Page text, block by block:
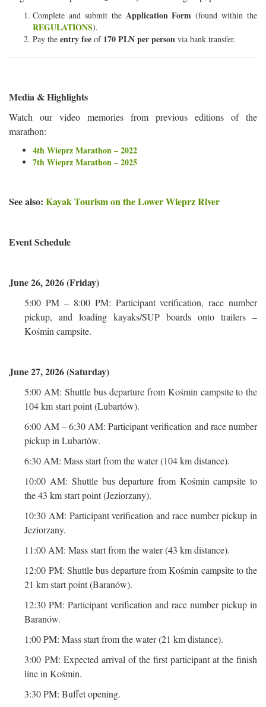
Complete and submit the Application Form (found within the
REGULATIONS).
Pay the entry fee of 170 PLN per person via bank transfer.
Media & Highlights
Watch our video memories from previous editions of the
marathon:
4th Wieprz Marathon – 2022
7th Wieprz Marathon – 2025
See also: Kayak Tourism on the Lower Wieprz River
Event Schedule
June 26, 2026 (Friday)
5:00 PM – 8:00 PM: Participant verification, race number
pickup, and loading kayaks/SUP boards onto trailers –
Kośmin campsite.
June 27, 2026 (Saturday)
5:00 AM: Shuttle bus departure from Kośmin campsite to the
104 km start point (Lubartów).
6:00 AM – 6:30 AM: Participant verification and race number
pickup in Lubartów.
6:30 AM: Mass start from the water (104 km distance).
10:00 AM: Shuttle bus departure from Kośmin campsite to
the 43 km start point (Jeziorzany).
10:30 AM: Participant verification and race number pickup in
Jeziorzany.
11:00 AM: Mass start from the water (43 km distance).
12:00 PM: Shuttle bus departure from Kośmin campsite to the
21 km start point (Baranów).
12:30 PM: Participant verification and race number pickup in
Baranów.
1:00 PM: Mass start from the water (21 km distance).
3:00 PM: Expected arrival of the first participant at the finish
line in Kośmin.
3:30 PM: Buffet opening.